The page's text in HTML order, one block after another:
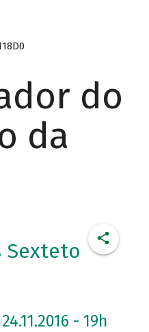
do
da
Sexteto
- 19h